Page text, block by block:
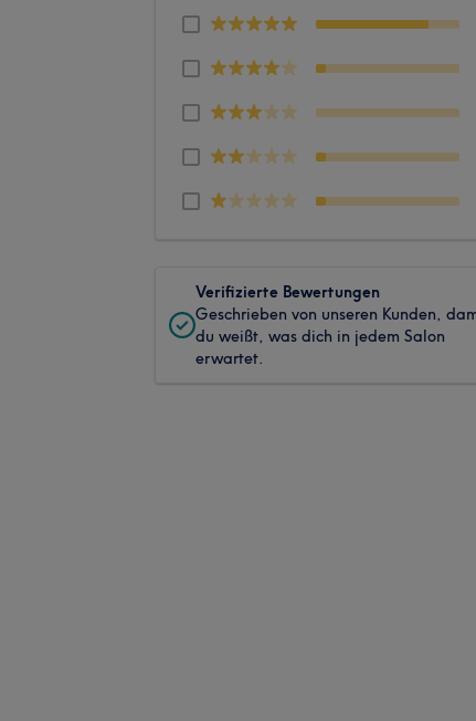
Verifizierte Bewertungen
Geschrieben von unseren Kunden,
du weißt, was dich in jedem Salon
erwartet.